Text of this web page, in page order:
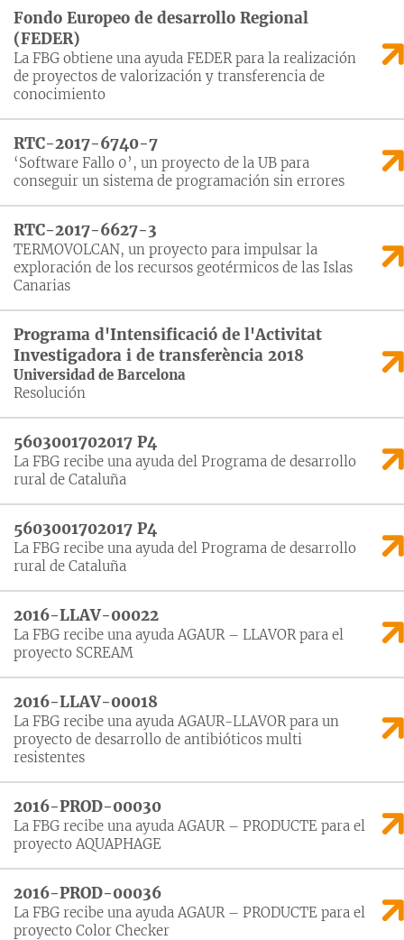
Fondo Europeo de desarrollo Regional
(FEDER)
La FBG obtiene una ayuda FEDER para la realización
de proyectos de valorización y transferencia de
conocimiento
RTC-2017-6740-7
‘Software Fallo 0’, un proyecto de la UB para
conseguir un sistema de programación sin errores
RTC-2017-6627-3
TERMOVOLCAN, un proyecto para impulsar la
exploración de los recursos geotérmicos de las Islas
Canarias
Programa d'Intensificació de l'Activitat
Investigadora i de transferència 2018
Universidad de Barcelona
Resolución
5603001702017 P4
La FBG recibe una ayuda del Programa de desarrollo
rural de Cataluña
5603001702017 P4
La FBG recibe una ayuda del Programa de desarrollo
rural de Cataluña
2016-LLAV-00022
La FBG recibe una ayuda AGAUR – LLAVOR para el
proyecto SCREAM
2016-LLAV-00018
La FBG recibe una ayuda AGAUR-LLAVOR para un
proyecto de desarrollo de antibióticos multi
resistentes
2016-PROD-00030
La FBG recibe una ayuda AGAUR – PRODUCTE para el
proyecto AQUAPHAGE
2016-PROD-00036
La FBG recibe una ayuda AGAUR – PRODUCTE para el
proyecto Color Checker